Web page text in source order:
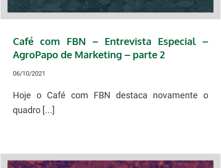
Café com FBN – Entrevista Especial –
AgroPapo de Marketing – parte 2
06/10/2021
Hoje o Café com FBN destaca novamente o
quadro [...]